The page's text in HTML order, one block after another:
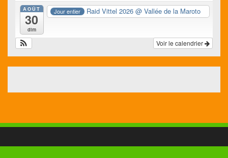
AOÛT
30
dim
Jour entier Raid Vittel 2026@ Vallée de la Maroto
Voir le calendrier